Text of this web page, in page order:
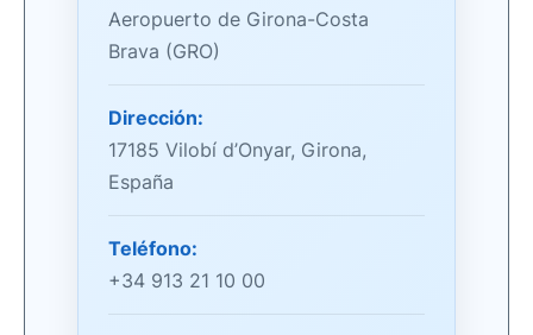
Aeropuerto de Girona-Costa
Brava (GRO)
Dirección:
17185 Vilobí d’Onyar, Girona,
España
Teléfono:
+34 913 21 10 00